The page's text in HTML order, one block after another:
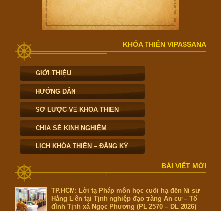
KHÓA THIỀN VIPASSANA
GIỚI THIỆU
HƯỚNG DẪN
SƠ LƯỢC VỀ KHÓA THIỀN
CHIA SẺ KINH NGHIỆM
LỊCH KHÓA THIỀN – ĐĂNG KÝ
BÀI VIẾT MỚI
TP.HCM: Lời tạ Pháp môn học cuối hạ đến Ni sư
Hằng Liên tại Tịnh nghiệp đạo tràng An cư – Tổ
đình Tịnh xá Ngọc Phương (PL 2570 – DL 2026)